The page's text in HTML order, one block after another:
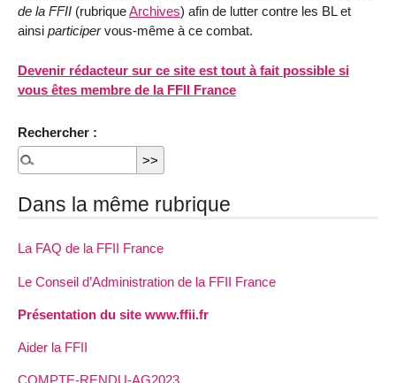
de la FFII (rubriqueArchives) afin de lutter contre les BL et
ainsi participervous-même à ce combat.
Devenir rédacteur sur ce site est tout à fait possible si
vous êtes membre de la FFII France
Rechercher :
Dans la même rubrique
La FAQ de la FFII France
Le Conseil d’Administration de la FFII France
Présentation du site www.ffii.fr
Aider la FFII
COMPTE-RENDU-AG2023